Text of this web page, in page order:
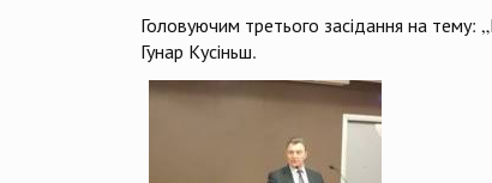
Головуючим третього засідання на тему:
Гунар Кусіньш.